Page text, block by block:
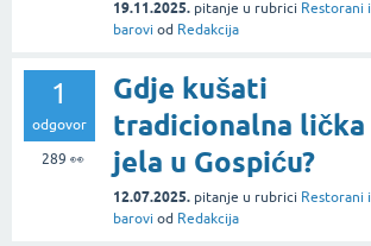
19.11.2025. pitanje u rubrici Restorani i
barovi od Redakcija
1
odgovor
289 👀
Gdje kušati
tradicionalna lička
jela u Gospiću?
12.07.2025. pitanje u rubrici Restorani i
barovi od Redakcija